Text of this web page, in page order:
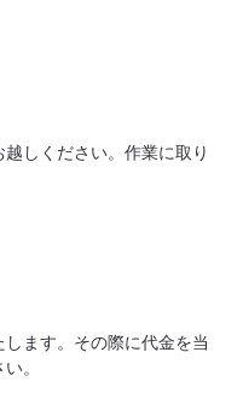
しください。作業に取り
ます。その際に代金を当
。